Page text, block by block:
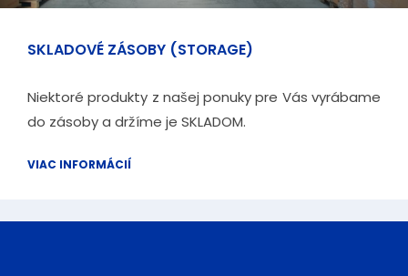
SKLADOVÉ ZÁSOBY (STORAGE)
Niektoré produkty z našej ponuky pre Vás vyrábame
do zásoby a držíme je SKLADOM.
VIAC INFORMÁCIÍ